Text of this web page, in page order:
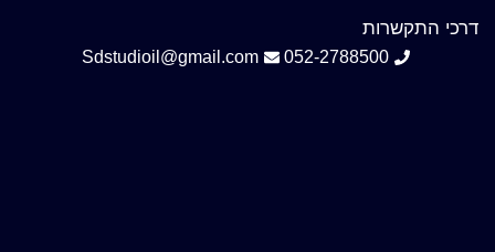
דרכי התקשרות
052-2788500
Sdstudioil@gmail.com